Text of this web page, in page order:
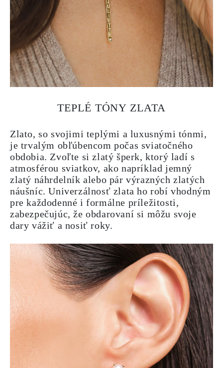
TEPLÉ TÓNY ZLATA
Zlato, so svojimi teplými a luxusnými tónmi,
je trvalým obľúbencom počas sviatočného
obdobia. Zvoľte si zlatý šperk, ktorý ladí s
atmosférou sviatkov, ako napríklad jemný
zlatý náhrdelník alebo pár výrazných zlatých
náušníc. Univerzálnosť zlata ho robí vhodným
pre každodenné i formálne príležitosti,
zabezpečujúc, že obdarovaní si môžu svoje
dary vážiť a nosiť roky.